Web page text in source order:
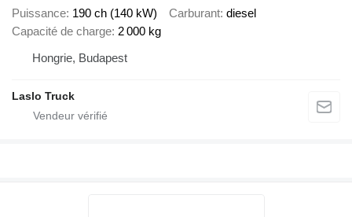
Puissance 190 ch (140 kW) Carburant diesel
Capacité de charge 2 000 kg
Hongrie, Budapest
Laslo Truck